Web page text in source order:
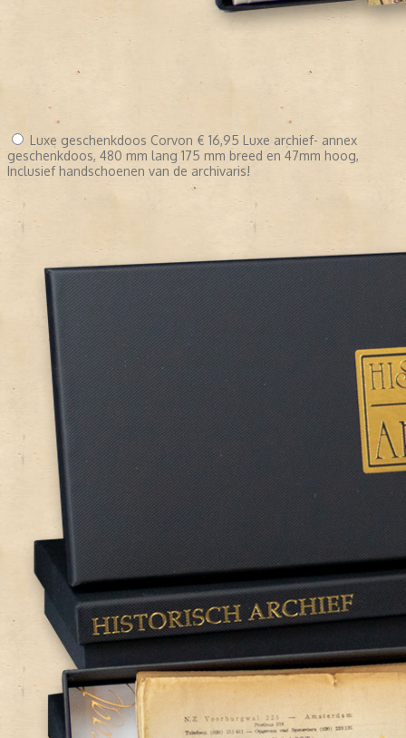
Luxe geschenkdoos Corvon € 16,95 Luxe archief- annex
geschenkdoos, 480 mm lang 175 mm breed en 47mm hoog,
Inclusief handschoenen van de archivaris!